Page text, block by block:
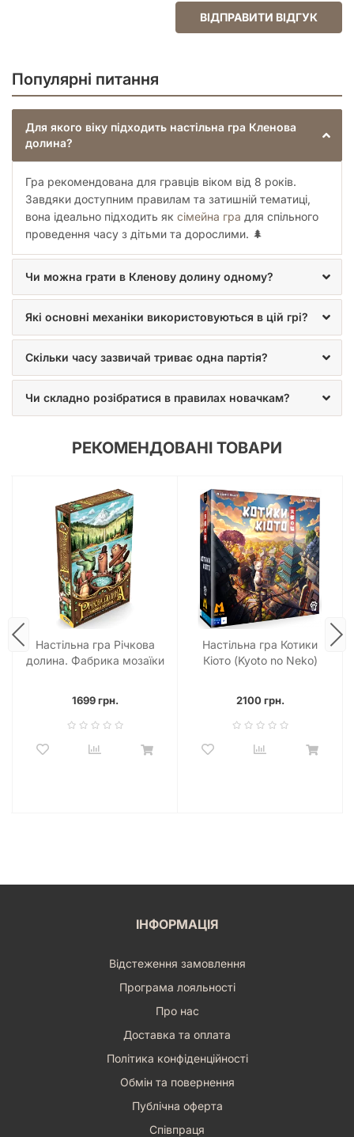
Після завершення п’ятого раунду переходьте до фінального
підрахунку очок. Ви здобудете очки за гостинці, друзів,
нашивки, залишкові ресурси й забави. Гравець із найвищим
це навіть краще, ніж перемогти самому!
Відеоогляд настільної гри Кленова долина (Maple Valley)
ВІДПРАВИТИ ВІДГУК
Популярні питання
Для якого віку підходить настільна гра Кленова
долина?
Гра рекомендована для гравців віком від 8 років.
Завдяки доступним правилам та затишній тематиці,
вона ідеально підходить як сімейна гра для спільного
проведення часу з дітьми та дорослими. 🌲
Чи можна грати в Кленову долину одному?
Які основні механіки використовуються в цій грі?
Скільки часу зазвичай триває одна партія?
Чи складно розібратися в правилах новачкам?
РЕКОМЕНДОВАНІ ТОВАРИ
Настільна гра Річкова
долина. Фабрика мозаїки
1699 грн.
Настільна гра Котики
Кіото (Kyoto no Neko)
2100 грн.
ІНФОРМАЦІЯ
Відстеження замовлення
Програма лояльності
Про нас
Доставка та оплата
Політика конфіденційності
Обмін та повернення
Публічна оферта
Співпраця